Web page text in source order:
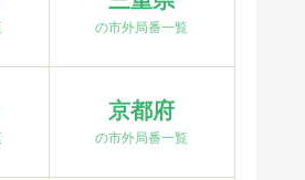
の市外局番一覧
京都府
の市外局番一覧